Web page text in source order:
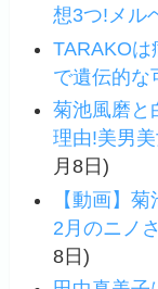
想3つ!メル
TARAKO
で遺伝的な
菊池風磨と
理由!美男
月8日)
【動画】
2月のニノ
8日)